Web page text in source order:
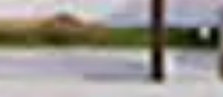
Kaufen
Miete
Verkaufen